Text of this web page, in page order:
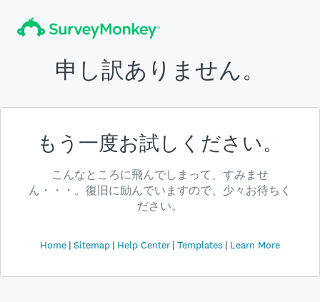
申し訳ありません。
もう一度お試しください。
こんなところに飛んでしまって、すみませ
ん・・・。復旧に励んでいますので、少々お待ちく
ださい。
Home Sitemap Help Center Templates Learn More